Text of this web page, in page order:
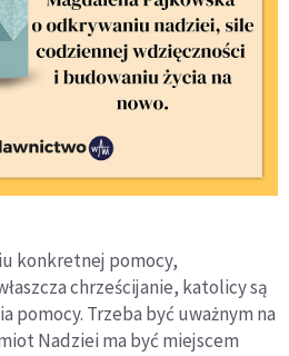
konkretnej pomocy,
chrześcijanie, katolicy są
pomocy. Trzeba być uważnym na
Nadziei ma być miejscem